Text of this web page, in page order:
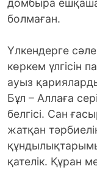
домбыра
болмаған.
Үлкендерге
көркем үлгісін
ауыз
Бұл – Аллаға
белгісі. Сан
жатқан
қателік. Құран